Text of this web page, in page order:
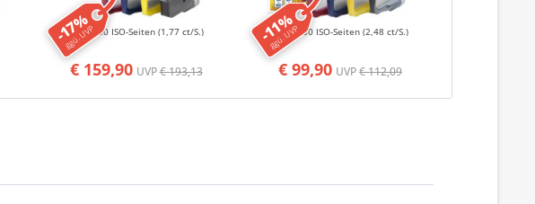
-17%
ggü. UVP
€ 159,90 UVP€ 193,13
9000 ISO-Seiten(1,77 ct/S.) -11%
ggü. UVP
€ 99,90 UVP€ 112,09
4000 ISO-Seiten (2,48 ct/S.)